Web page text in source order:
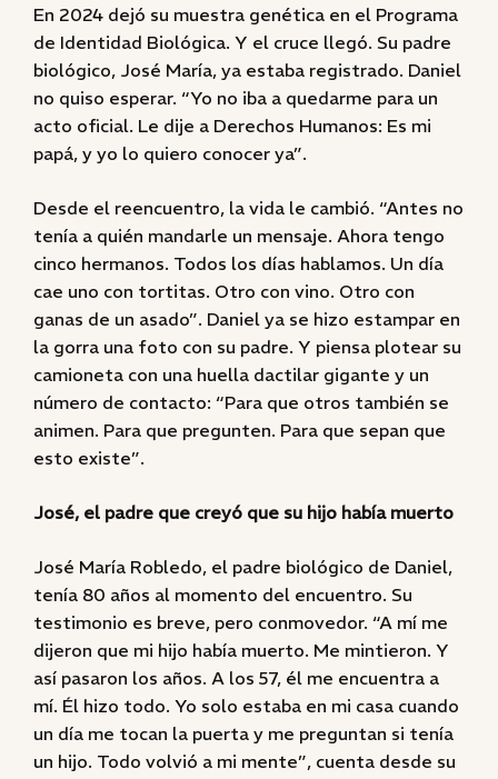
En 2024 dejó su muestra genética en el Programa
de Identidad Biológica. Y el cruce llegó. Su padre
biológico, José María, ya estaba registrado. Daniel
no quiso esperar. “Yo no iba a quedarme para un
acto oficial. Le dije a Derechos Humanos: Es mi
papá, y yo lo quiero conocer ya”.
Desde el reencuentro, la vida le cambió. “Antes no
tenía a quién mandarle un mensaje. Ahora tengo
cinco hermanos. Todos los días hablamos. Un día
cae uno con tortitas. Otro con vino. Otro con
ganas de un asado”. Daniel ya se hizo estampar en
la gorra una foto con su padre. Y piensa plotear su
camioneta con una huella dactilar gigante y un
número de contacto: “Para que otros también se
animen. Para que pregunten. Para que sepan que
esto existe”.
José, el padre que creyó que su hijo había muerto
José María Robledo, el padre biológico de Daniel,
tenía 80 años al momento del encuentro. Su
testimonio es breve, pero conmovedor. “A mí me
dijeron que mi hijo había muerto. Me mintieron. Y
así pasaron los años. A los 57, él me encuentra a
mí. Él hizo todo. Yo solo estaba en mi casa cuando
un día me tocan la puerta y me preguntan si tenía
un hijo. Todo volvió a mi mente”, cuenta desde su